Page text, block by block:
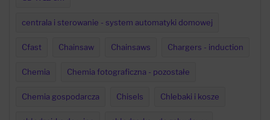
centrala i sterowanie - system automatyki domowej
Cfast Chainsaw Chainsaws Chargers - induction
Chemia Chemia fotograficzna - pozostałe
Chemia gospodarcza Chisels Chlebaki i kosze